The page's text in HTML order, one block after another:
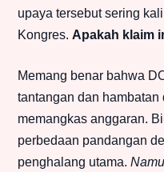
upaya tersebut sering
Kongres. Apakah klaim
Memang benar bahwa
tantangan dan
memangkas anggaran.
perbedaan pandangan
penghalang utama.